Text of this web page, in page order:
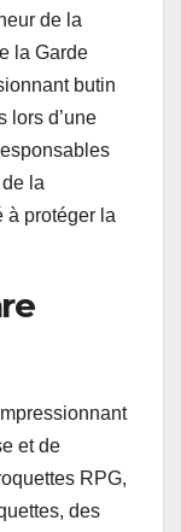
de la
la Garde
butin
lors d’une
la
à protéger la
et de
RPG,
des